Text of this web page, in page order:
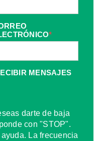
*
MENSAJES
darte de baja
con "STOP".
La frecuencia